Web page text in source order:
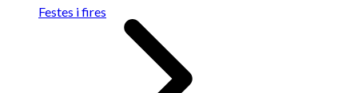
Festes i fires